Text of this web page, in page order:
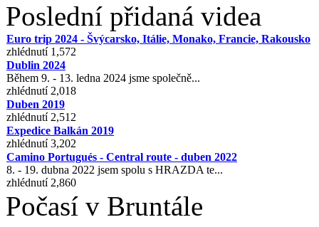
Poslední přidaná videa
Euro trip 2024 - Švýcarsko, Itálie, Monako, Francie, Rakousko
zhlédnutí 1,572
Dublin 2024
Během 9. - 13. ledna 2024 jsme společně...
zhlédnutí 2,018
Duben 2019
zhlédnutí 2,512
Expedice Balkán 2019
zhlédnutí 3,202
Camino Portugués - Central route - duben 2022
8. - 19. dubna 2022 jsem spolu s HRAZDA te...
zhlédnutí 2,860
Počasí v Bruntále